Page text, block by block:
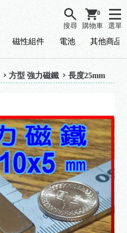
0
購物車
搜尋 選單
磁性組件 電池 其他商品
方型 強力磁鐵 長度25mm